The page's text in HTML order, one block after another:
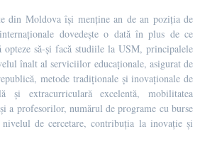
din Moldova își menține an de an poziția de
dovedește o dată în plus de ce
să-și facă studiile la USM, principalele
înalt al serviciilor educaționale, asigurat de
metode tradiționale și inovaționale de
și extracurriculară excelentă, mobilitatea
a profesorilor, numărul de programe cu burse
de cercetare, contribuția la inovație și